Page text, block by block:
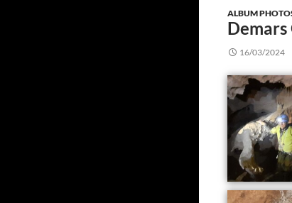
ALBUM
16/03/2024